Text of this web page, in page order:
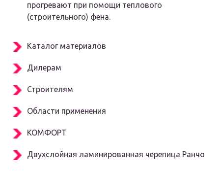
прогревают при помощи теплового
(строительного) фена.
Каталог материалов
Дилерам
Строителям
Области применения
КОМФОРТ
Двухслойная ламинированная черепица Ранчо